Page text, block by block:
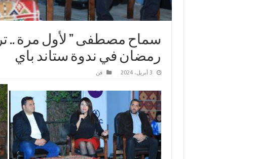
سماح مصطفى ” لأول مرة ..
رمضان في ندوة ستاند باي
3 أبريل، 2024 فن